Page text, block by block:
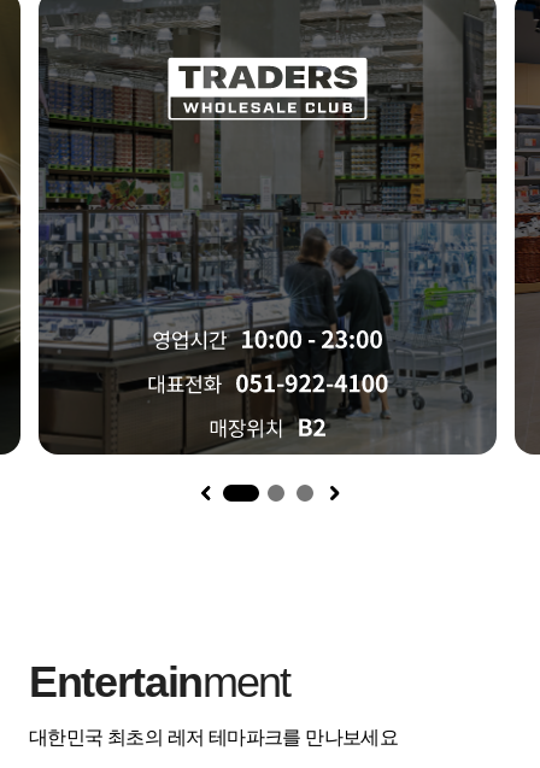
1
Entertainment
대한민국 최초의 레저 테마파크를 만나보세요